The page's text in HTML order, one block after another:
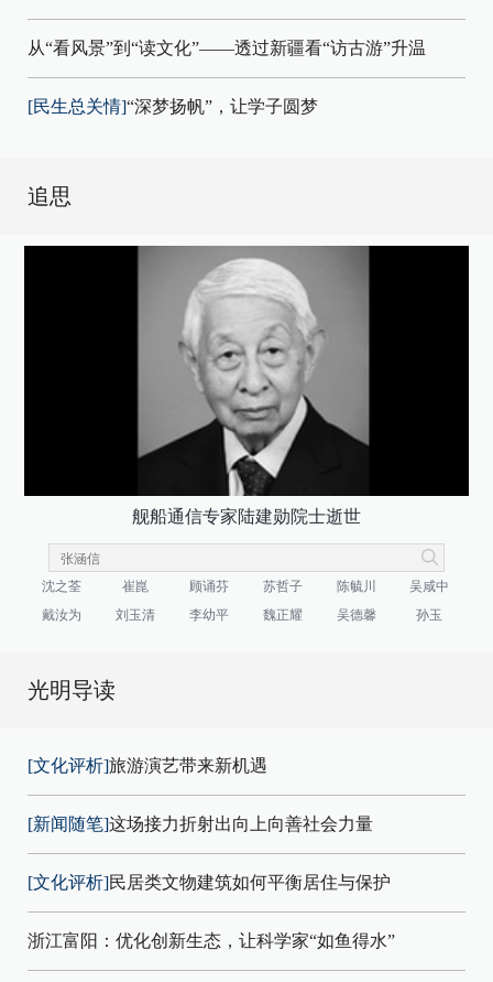
从“看风景”到“读文化”——透过新疆看“访古游”升温
[民生总关情]“深梦扬帆”，让学子圆梦
追思
舰船通信专家陆建勋院士逝世
沈之荃 崔崑 顾诵芬 苏哲子 陈毓川
吴咸中
戴汝为
刘玉清 李幼平 魏正耀 吴德馨 孙玉
光明导读
[文化评析]旅游演艺带来新机遇
[新闻随笔]这场接力折射出向上向善社会力量
[文化评析]民居类文物建筑如何平衡居住与保护
浙江富阳：优化创新生态，让科学家“如鱼得水”